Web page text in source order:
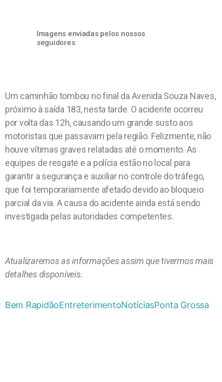
Imagens enviadas pelos nossos
seguidores
Um caminhão tombou no final da Avenida Souza Naves,
próximo à saída 183, nesta tarde. O acidente ocorreu
por volta das 12h, causando um grande susto aos
motoristas que passavam pela região. Felizmente, não
houve vítimas graves relatadas até o momento. As
equipes de resgate e a polícia estão no local para
garantir a segurança e auxiliar no controle do tráfego,
que foi temporariamente afetado devido ao bloqueio
parcial da via. A causa do acidente ainda está sendo
investigada pelas autoridades competentes.
Atualizaremos as informações assim que tivermos mais
detalhes disponíveis.
Bem RapidãoEntreterimentoNotíciasPonta Grossa